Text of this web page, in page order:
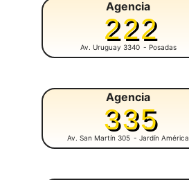
Agencia
222
Av. Uruguay 3340 - Posadas
Agencia
335
Av. San Martín 305 - Jardín América